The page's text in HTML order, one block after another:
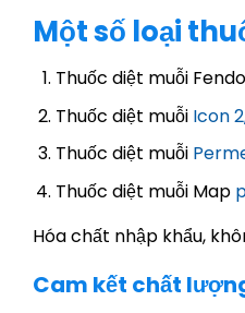
Một số loại
Thuốc diệt muỗi
Thuốc diệt muỗi Icon
Thuốc diệt muỗi
Thuốc diệt muỗi Map
Hóa chất nhập khẩu,
Cam kết chất